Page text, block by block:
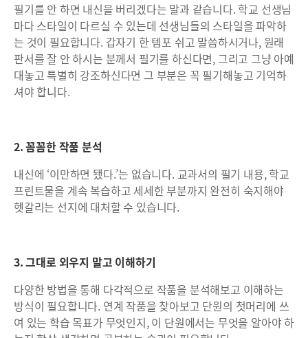
필기를 안 하면 내신을 버리겠다는 말과 같습니다. 학교 선생님
마다 스타일이 다르실 수 있는데 선생님들의 스타일을 파악하
는 것이 필요합니다. 갑자기 한 템포 쉬고 말씀하시거나, 원래
판서를 잘 안 하시는 분께서 필기를 하신다면, 그리고 그냥 아예
대놓고 특별히 강조하신다면 그 부분은 꼭 필기해놓고 기억하
셔야 합니다.
2. 꼼꼼한 작품 분석
내신에 ‘이만하면 됐다.’는 없습니다. 교과서의 필기 내용, 학교
프린트물을 계속 복습하고 세세한 부분까지 완전히 숙지해야
헷갈리는 선지에 대처할 수 있습니다.
3. 그대로 외우지 말고 이해하기
다양한 방법을 통해 다각적으로 작품을 분석해보고 이해하는
방식이 필요합니다. 연계 작품을 찾아보고 단원의 첫머리에 쓰
여 있는 학습 목표가 무엇인지, 이 단원에서는 무엇을 알아야 하